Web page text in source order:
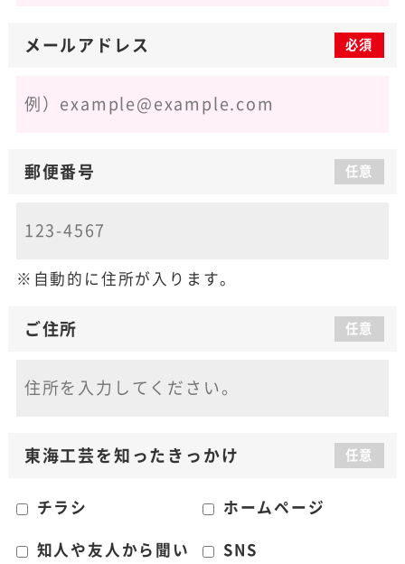
メールアドレス 必須
郵便番号 任意
自動的に住所が入ります。
ご住所 任意
東海工芸を知った きっかけ 任意
チラシ ホームページ
知人や友人から聞い SNS